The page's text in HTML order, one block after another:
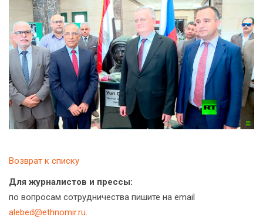
Возврат к списку
Для журналистов и прессы:
по вопросам сотрудничества пишите на email
alebed@ethnomir.ru.